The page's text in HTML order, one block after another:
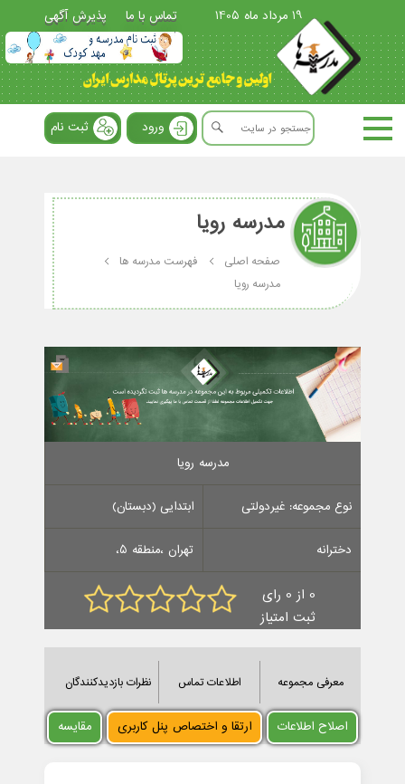
19 مرداد ماه 1405 تماس با ما پذیرش آگهی
ورود ثبت نام
مدرسه رویا
صفحه اصلی
فهرست مدرسه ها
مدرسه رویا
مدرسه رویا
نوع مجموعه: غیردولتی ابتدایی (دبستان)
دخترانه تهران ،منطقه 5،
0 از 0 رای
ثبت امتیاز
معرفی مجموعه اطلاعات تماس نظرات بازدیدکنندگان
اصلاح اطلاعات ارتقا و اختصاص پنل کاربری مقایسه